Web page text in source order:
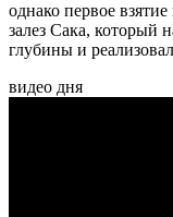
однако первое
залез Сака, который
глубины и
видео дня